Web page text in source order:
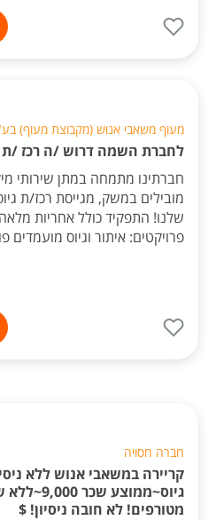
מעוף משאבי אנוש (מקבוצת מעוף)
לחברת השמה דרוש /ה רכז /ת
חברתינו מתמחה במתן שירותי
מובילים במשק, מגייסת רכז/ת
שלנו! התפקיד כולל אחריות מלאה
פרויקטים: איתור וגיוס מועמדים
חברה חסויה
קריירה במשאבי אנוש ללא
גיוס~ממוצע
מטורפים! לא חובה ניסיון! $